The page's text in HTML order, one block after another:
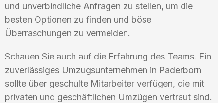
und unverbindliche Anfragen zu stellen, um die
besten Optionen zu finden und böse
Überraschungen zu vermeiden.
Schauen Sie auch auf die Erfahrung des Teams. Ein
zuverlässiges Umzugsunternehmen in Paderborn
sollte über geschulte Mitarbeiter verfügen, die mit
privaten und geschäftlichen Umzügen vertraut sind.